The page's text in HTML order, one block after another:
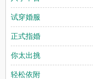
试穿婚服
正式指婚
你太出挑
轻松依附